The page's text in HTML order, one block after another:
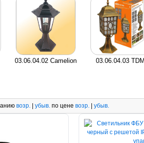
03.06.04.02 Camelion 03.06.04.03
возр. | убыв. по цене возр. | убыв.